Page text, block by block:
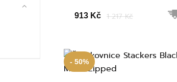
913 Kč 1 217 Kč
- 50%